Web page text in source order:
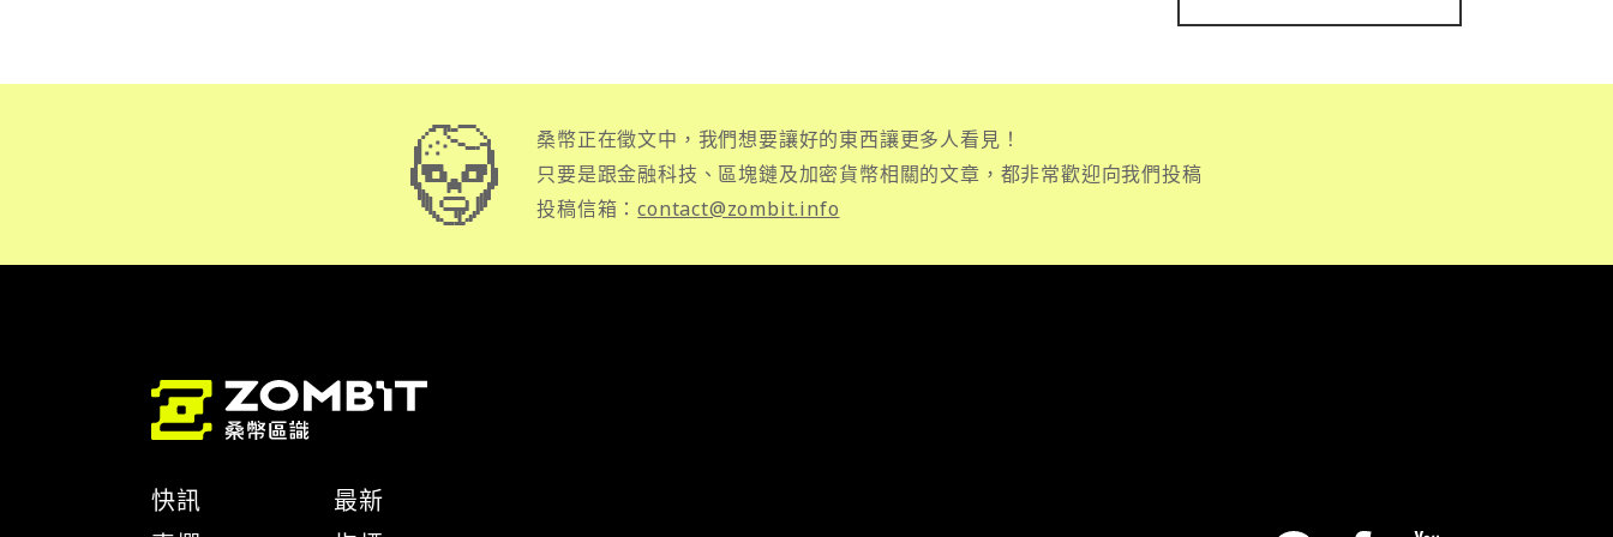
桑幣正在徵文中，我們想要讓好的東西讓更多人看見！
只要是跟金融科技、區塊鏈及加密貨幣相關的文章，都非常歡迎向我們投稿
投稿信箱：contact@zombit.info
快訊
最新